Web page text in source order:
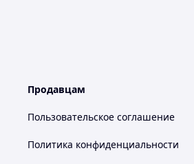
Продавцам
Пользовательское соглашение
Политика конфиденциальности